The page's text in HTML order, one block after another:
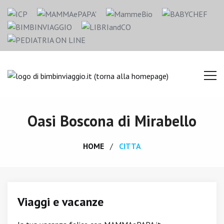
Oasi Boscona di Mirabello
HOME CITTA
Viaggi e vacanze